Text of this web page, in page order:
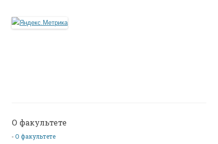
О факультете
О факультете